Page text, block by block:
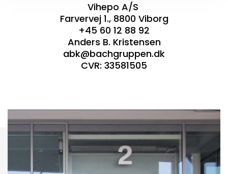
Vihepo A/S
Farvervej 1., 8800 Viborg
+45 60 12 88 92
Anders B. Kristensen
abk@bachgruppen.dk
CVR: 33581505